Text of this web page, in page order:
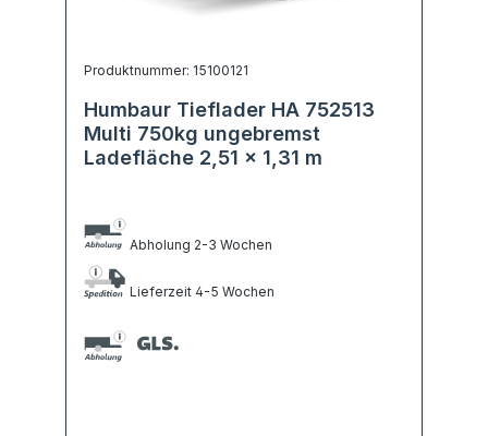
Produktnummer: 15100121
Humbaur Tieflader HA 752513
Multi 750kg ungebremst
Ladefläche 2,51 x 1,31 m
Abholung 2-3 Wochen
Lieferzeit 4-5 Wochen